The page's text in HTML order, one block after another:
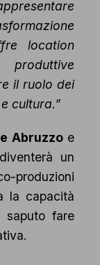
location
il ruolo dei
cultura.”
Abruzzoe
un
la capacità
fare